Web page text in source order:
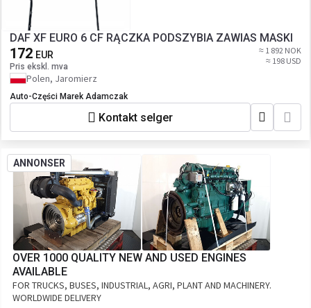
DAF XF EURO 6 CF RĄCZKA PODSZYBIA ZAWIAS MASKI
172 EUR
Pris ekskl. mva
≈ 1 892 NOK
≈ 198 USD
Polen, Jaromierz
Auto-Części Marek Adamczak
Kontakt selger
ANNONSER
OVER 1000 QUALITY NEW AND USED ENGINES
AVAILABLE
FOR TRUCKS, BUSES, INDUSTRIAL, AGRI, PLANT AND MACHINERY.
WORLDWIDE DELIVERY